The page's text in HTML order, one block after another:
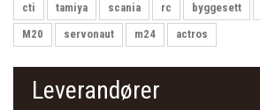
cti tamiya scania rc byggesett
M20
servonaut m24 actros
Leverandører